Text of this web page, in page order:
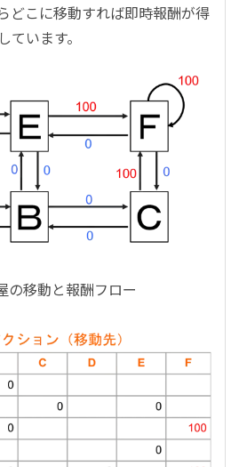
どこに移動すれば即時報酬が得
います。
の移動と報酬フロー